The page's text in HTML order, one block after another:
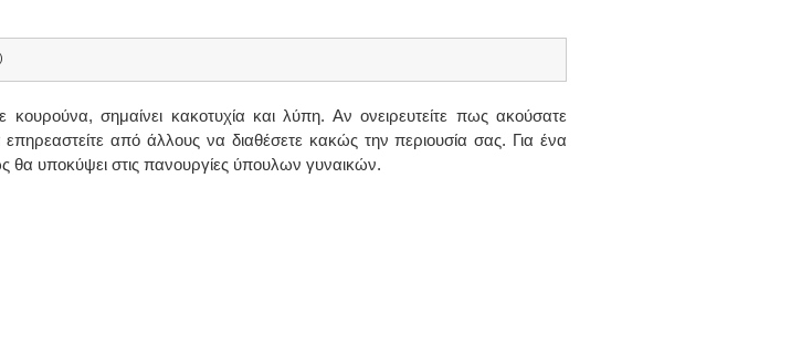
κουρούνα, σημαίνει κακοτυχία και λύπη. Αν ονειρευτείτε πως ακούσατε
από άλλους να διαθέσετε κακώς την περιουσία σας. Για ένα
θα υποκύψει στις πανουργίες ύπουλων γυναικών.